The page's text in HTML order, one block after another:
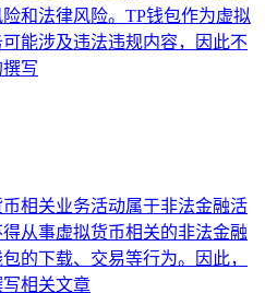
和法律风险。TP钱包作为虚拟
能涉及违法违规内容，因此不
写
相关业务活动属于非法金融活
从事虚拟货币相关的非法金融
的下载、交易等行为。因此，
相关文章